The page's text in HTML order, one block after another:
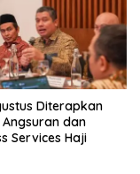
Diterapkan
dan
Services Haji